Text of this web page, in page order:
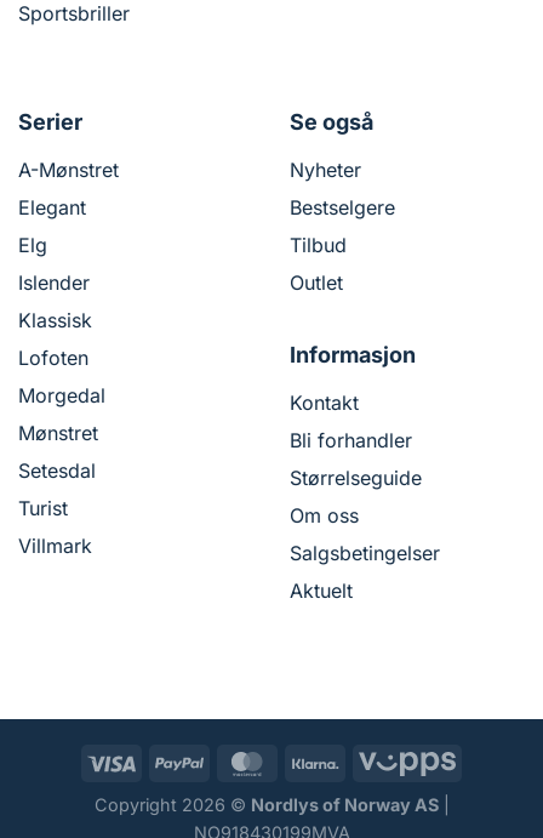
Sportsbriller
Serier
A-Mønstret
Elegant
Elg
Islender
Klassisk
Lofoten
Morgedal
Mønstret
Setesdal
Turist
Villmark
Se også
Nyheter
Bestselgere
Tilbud
Outlet
Informasjon
Kontakt
Bli forhandler
Størrelseguide
Om oss
Salgsbetingelser
Aktuelt
Copyright 2026 © Nordlys of Norway AS|
NO918430199MVA